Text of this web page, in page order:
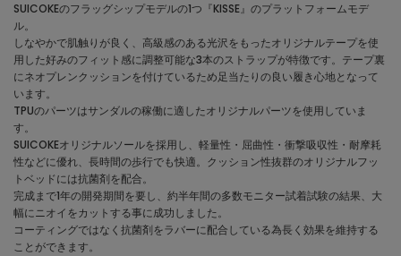
SUICOKEのフラッグシップモデルの1つ『KISSE』のプラットフォームモデ
ル。
しなやかで肌触りが良く、高級感のある光沢をもったオリジナルテープを使
用した好みのフィット感に調整可能な3本のストラップが特徴です。テープ裏
にネオプレンクッションを付けているため足当たりの良い履き心地となって
います。
TPUのパーツはサンダルの稼働に適したオリジナルパーツを使用していま
す。
SUICOKEオリジナルソールを採用し、軽量性・屈曲性・衝撃吸収性・耐摩耗
性などに優れ、長時間の歩行でも快適。クッション性抜群のオリジナルフッ
トベッドには抗菌剤を配合。
完成まで1年の開発期間を要し、約半年間の多数モニター試着試験の結果、大
幅にニオイをカットする事に成功しました。
コーティングではなく抗菌剤をラバーに配合している為長く効果を維持する
ことができます。